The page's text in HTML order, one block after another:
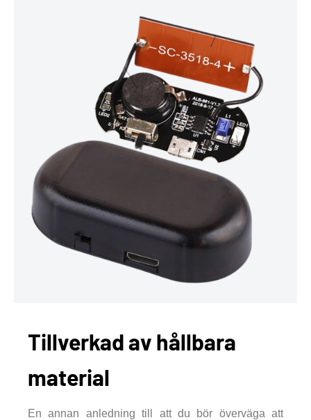
Tillverkad av hållbara
material
En annan anledning till att du bör överväga att